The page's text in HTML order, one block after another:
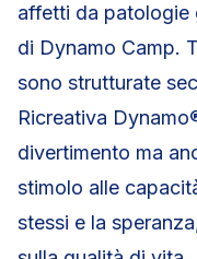
affetti da patologie
di Dynamo Camp.
sono strutturate
Ricreativa
divertimento ma
stimolo alle
stessi e la